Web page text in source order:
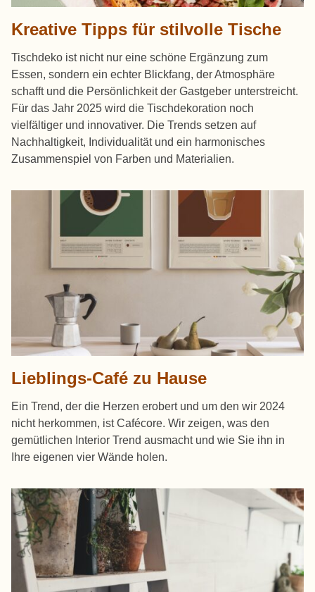
Kreative Tipps für stilvolle Tische
Tischdeko ist nicht nur eine schöne Ergänzung zum
Essen, sondern ein echter Blickfang, der Atmosphäre
schafft und die Persönlichkeit der Gastgeber unterstreicht.
Für das Jahr 2025 wird die Tischdekoration noch
vielfältiger und innovativer. Die Trends setzen auf
Nachhaltigkeit, Individualität und ein harmonisches
Zusammenspiel von Farben und Materialien.
Lieblings-Café zu Hause
Ein Trend, der die Herzen erobert und um den wir 2024
nicht herkommen, ist Cafécore. Wir zeigen, was den
gemütlichen Interior Trend ausmacht und wie Sie ihn in
Ihre eigenen vier Wände holen.